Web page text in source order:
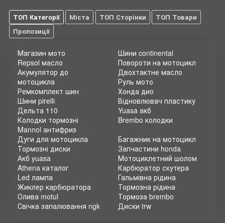
ТОП Категорії Міста ТОП Сторінки
ТОП Товари
Пропозиції
Магазин мото
Repsol масло
Акумулятор до
мотоцикла
Ремкомплект шин
Шини pirelli
Дельта 110
Колодки тормозні
Mannol антифриз
Шини continental
Повороти на мотоцикл
Двохтактне масло
Руль мото
Хонда дио
Відновлювач пластику
Yuasa акб
Brembo колодки
Дуги для мотоцикла
Тормозні диски
Акб yuasa
Athena каталог
Led лампа
Жиклер карбюратора
Олива motul
Свічка запалювання ngk
Багажник на мотоцикл
Запчастини honda
Мотоциклетний шолом
Карбюратор скутера
Гальмівна рідина
Тормозна рідина
Тормоза brembo
Диски trw